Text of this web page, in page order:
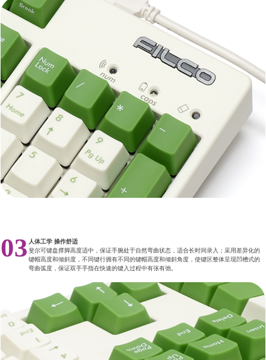
03 人体工学 操作舒适
斐尔可键盘撑脚高度适中，保证手腕处于自然弯曲状态，适合长时间录入；采用差异化的
键帽高度和倾斜度，不同键行拥有不同的键帽高度和倾斜角度，使键区整体呈现凹槽式的
弯曲弧度，保证双手手指在快速的键入过程中有张有弛。